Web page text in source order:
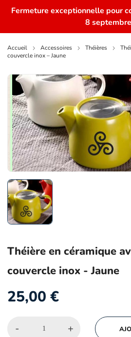
Fermeture exceptionnelle pour
8
Accueil Accessoires Théières
couvercle inox – Jaune
Théière en céramique
couvercle inox - Jaune
25,00 €
- +